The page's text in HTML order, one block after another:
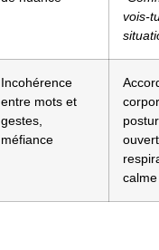
vois-
Incohérence
entre mots et
gestes,
méfiance
calme